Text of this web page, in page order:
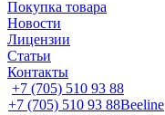
Покупка товара
Новости
Лицензии
Статьи
Контакты
+7 (705) 510 93 88
+7 (705) 510 93 88Beeline